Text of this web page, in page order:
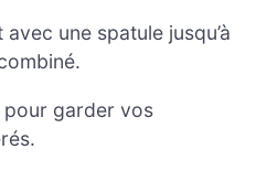
une spatule jusqu’à
garder vos